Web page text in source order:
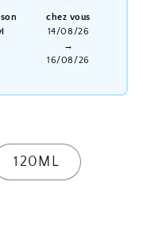
chez vous
14/08/26
→
16/08/26
120ML